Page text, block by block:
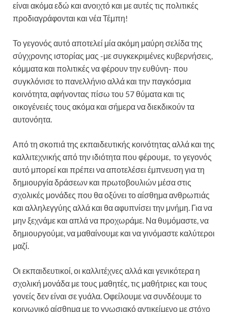
είναι ακόμα εδώ και ανοιχτό και με αυτές τις πολιτικές
προδιαγράφονται και νέα Τέμπη!
Το γεγονός αυτό αποτελεί μία ακόμη μαύρη σελίδα της
σύγχρονης ιστορίας μας -με συγκεκριμένες κυβερνήσεις,
κόμματα και πολιτικές να φέρουν την ευθύνη- που
συγκλόνισε το πανελλήνιο αλλά και την παγκόσμια
κοινότητα, αφήνοντας πίσω του 57 θύματα και τις
οικογένειές τους ακόμα και σήμερα να διεκδικούν τα
αυτονόητα.
Από τη σκοπιά της εκπαιδευτικής κοινότητας αλλά και της
καλλιτεχνικής από την ιδιότητα που φέρουμε, το γεγονός
αυτό μπορεί και πρέπει να αποτελέσει έμπνευση για τη
δημιουργία δράσεων και πρωτοβουλιών μέσα στις
σχολικές μονάδες που θα οξύνει το αίσθημα ανθρωπιάς
και αλληλεγγύης αλλά και θα αφυπνίσει την μνήμη. Για να
μην ξεχνάμε και απλά να προχωράμε. Να θυμόμαστε, να
δημιουργούμε, να μαθαίνουμε και να γινόμαστε καλύτεροι
μαζί.
Οι εκπαιδευτικοί, οι καλλιτέχνες αλλά και γενικότερα η
σχολική μονάδα με τους μαθητές, τις μαθήτριες και τους
γονείς δεν είναι σε γυάλα. Οφείλουμε να συνδέουμε το
κοινωνικό αίσθημα με το γνωσιακό αντικείμενο με στόχο